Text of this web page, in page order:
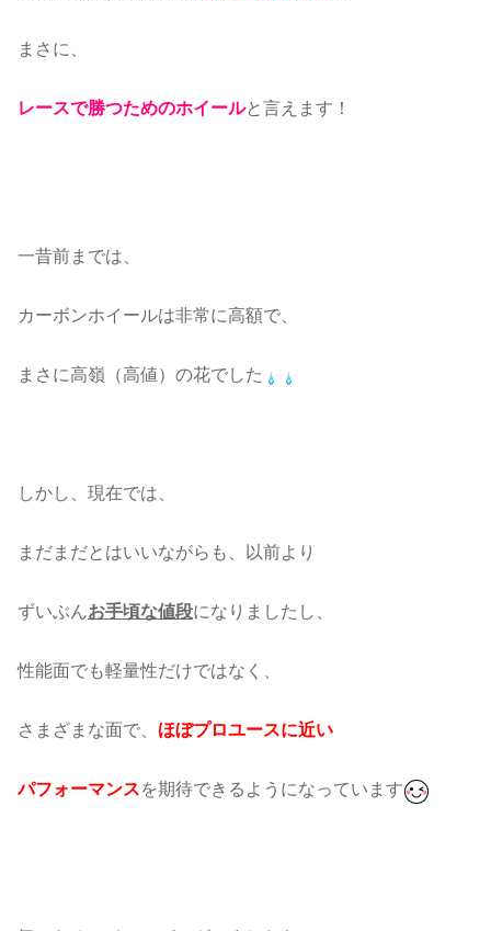
まさに、
レースで勝つためのホイールと言えます！
一昔前までは、
カーボンホイールは非常に高額で、
まさに高嶺（高値）の花でした
しかし、現在では、
まだまだとはいいながらも、以前より
ずいぶんお手頃な値段になりましたし、
性能面でも軽量性だけではなく、
さまざまな面で、 ほぼプロユースに近い
パフォーマンスを期待できるようになっています